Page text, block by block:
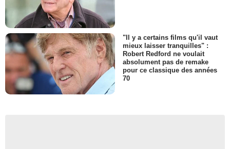
"Il y a certains films qu'il vaut
mieux laisser tranquilles" :
Robert Redford ne voulait
absolument pas de remake
pour ce classique des années
70